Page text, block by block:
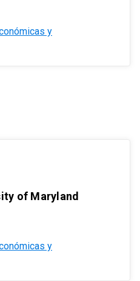
y
of Maryland
y